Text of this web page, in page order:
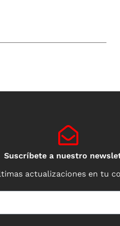
Suscríbete a nuestro
actualizaciones en tu